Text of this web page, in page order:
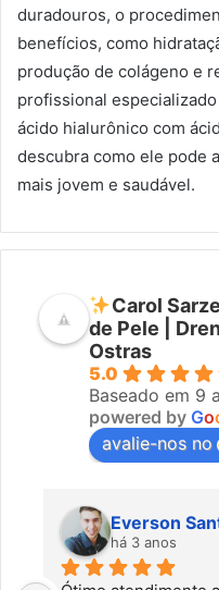
duradouros, o
benefícios, como
produção de colágeno e
profissional
ácido hialurônico com
descubra como ele pode
mais jovem e saudável.
Carol
de Pele |
Ostras
5.0
Baseado em 9
powered by Go
avalie-nos no
Everson
há 3 anos